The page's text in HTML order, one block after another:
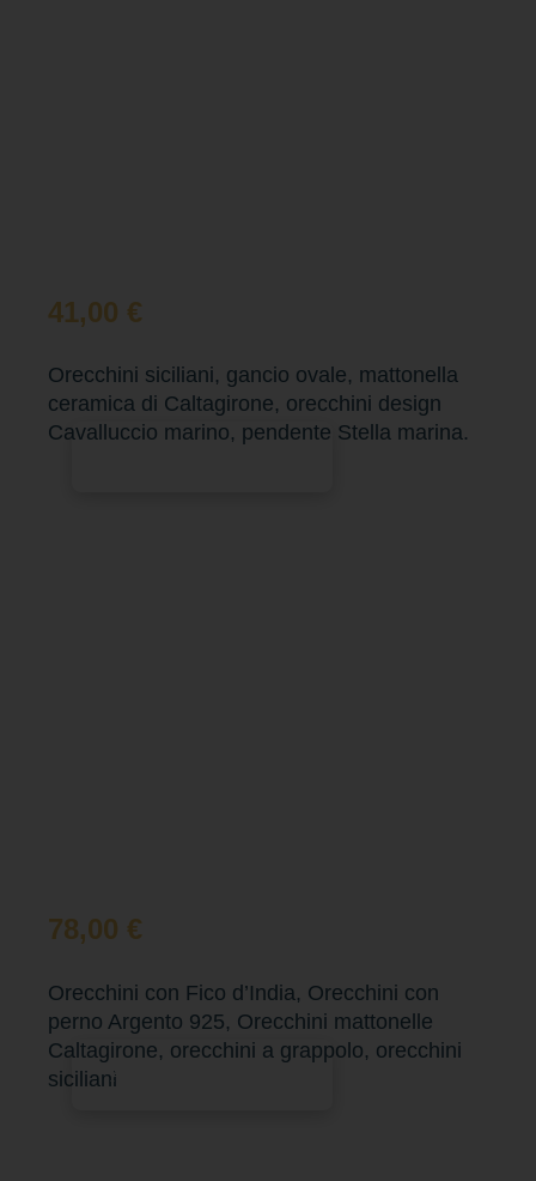
41,00 €
Orecchini siciliani, gancio ovale, mattonella
ceramica di Caltagirone, orecchini design
Cavalluccio marino, pendente Stella marina.
78,00 €
Orecchini con Fico d’India, Orecchini con
perno Argento 925, Orecchini mattonelle
Caltagirone, orecchini a grappolo, orecchini
sicilianiAggiungi al carrello